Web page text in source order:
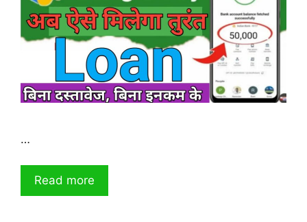
…
Read more